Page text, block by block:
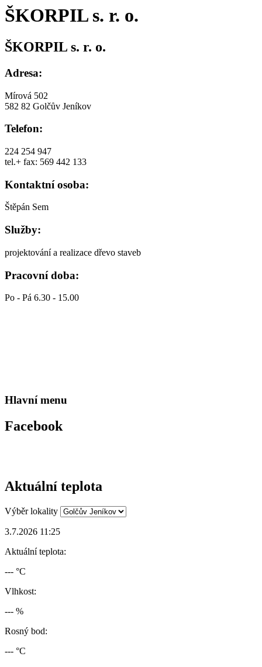
ŠKORPIL s. r. o.
ŠKORPIL s. r. o.
Adresa:
Mírová 502
582 82 Golčův Jeníkov
Telefon:
224 254 947
tel.+ fax: 569 442 133
Kontaktní osoba:
Štěpán Sem
Služby:
projektování a realizace dřevo staveb
Pracovní doba:
Po - Pá 6.30 - 15.00
Hlavní menu
Facebook
Aktuální teplota
Výběr lokality
3.7.2026 11:25
Aktuální teplota:
--- °C
Vlhkost:
--- %
Rosný bod:
--- °C